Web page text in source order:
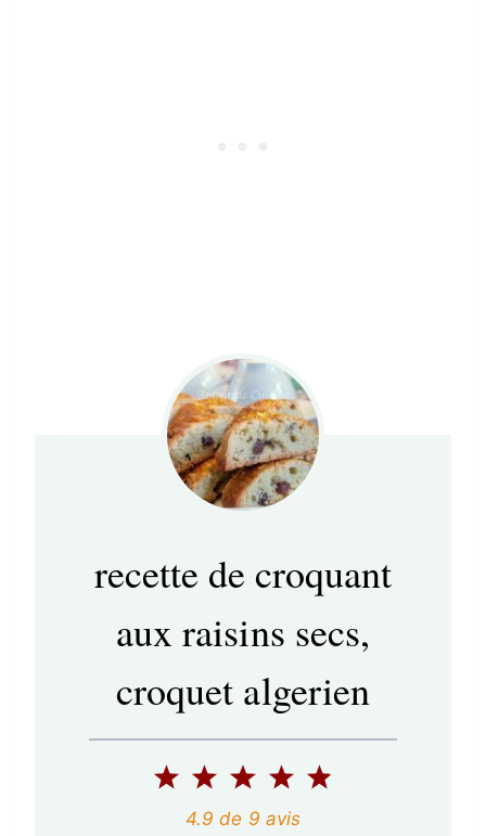
recette de croquant
aux raisins secs,
croquet algerien
5
4
é
3
é
2
é
1
é
4.9 de 9 avis